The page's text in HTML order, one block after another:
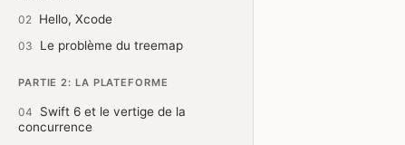
02 Hello, Xcode
03 Le problème du treemap
PARTIE 2: LA PLATEFORME
04
Swift 6 et le vertige de la
concurrence